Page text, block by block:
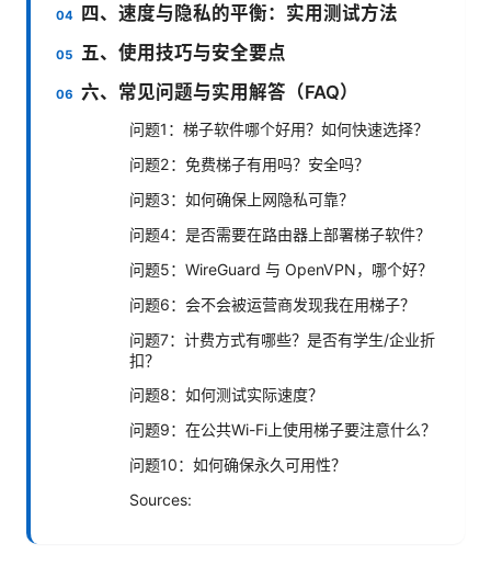
四、速度与隐私的平衡：实用测试方法
五、使用技巧与安全要点
六、常见问题与实用解答（FAQ）
问题1：梯子软件哪个好用？如何快速选择？
问题2：免费梯子有用吗？安全吗？
问题3：如何确保上网隐私可靠？
问题4：是否需要在路由器上部署梯子软件？
问题5：WireGuard 与 OpenVPN，哪个好？
问题6：会不会被运营商发现我在用梯子？
问题7：计费方式有哪些？是否有学生/企业折
扣？
问题8：如何测试实际速度？
问题9：在公共Wi-Fi上使用梯子要注意什么？
问题10：如何确保永久可用性？
Sources: